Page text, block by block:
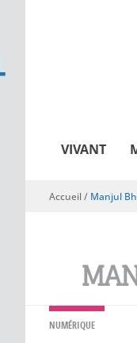
VIVANT
Vous êtes ici
Accueil/ Manjul
NUMÉRIQUE